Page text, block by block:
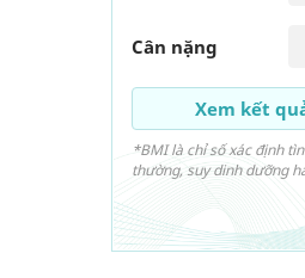
Cân nặng
Xem kết
*BMI là chỉ số xác định
thường, suy dinh dưỡng